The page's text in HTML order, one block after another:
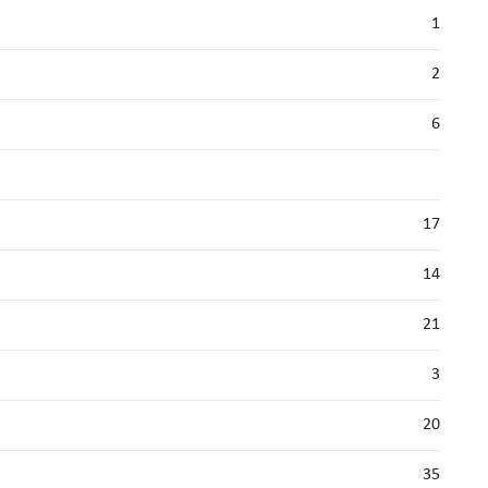
1
2
6
17
14
21
3
20
35